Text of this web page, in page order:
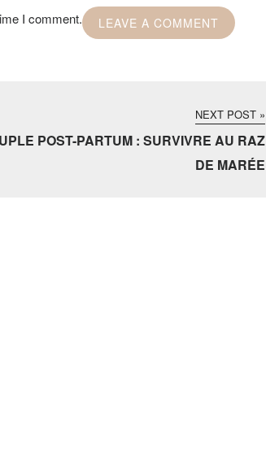
I comment.
NEXT POST »
POST-PARTUM : SURVIVRE AU RAZ
DE MARÉE